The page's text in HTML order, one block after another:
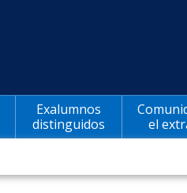
Exalumnos
distinguidos
el